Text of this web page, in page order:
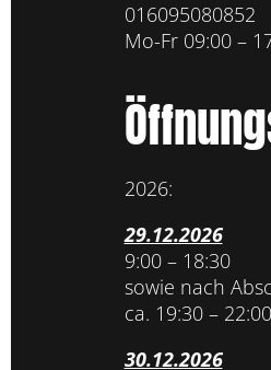
016095080852
Mo-Fr 09:00 –
2026:
29.12.2026
9:00 – 18:30
sowie nach
ca. 19:30 – 22:00
30.12.2026